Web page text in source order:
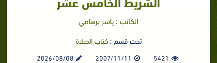
الكاتب : ياسر برهامي
تحت قسم :كتاب الصلاة
5421
2007/11/11
2026/08/08